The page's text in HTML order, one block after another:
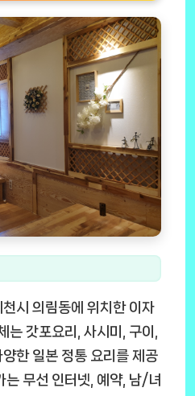
시 의림동에 위치한 이자
는 갓포요리, 사시미, 구이,
한 일본 정통 요리를 제공
는 무선 인터넷, 예약, 남/녀